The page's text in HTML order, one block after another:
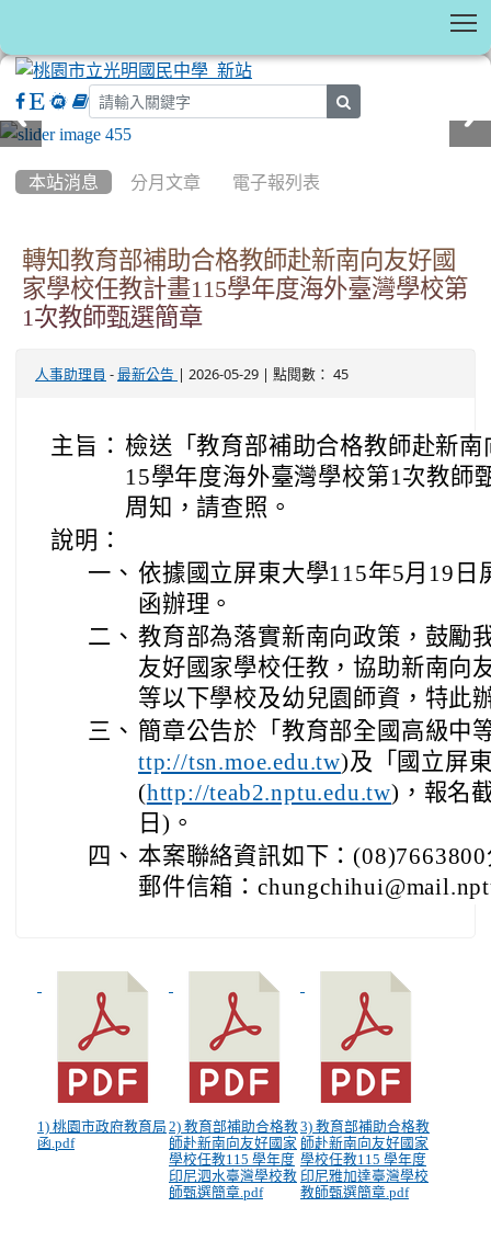
本站消息 分月文章 電子報列表
轉知教育部補助合格教師赴新南向友好國
家學校任教計畫115學年度海外臺灣學校第
1次教師甄選簡章
人事助理員 - 最新公告 | 2026-05-29 | 點閱數： 45
主旨： 檢送「教育部補助合格教師赴新
15學年度海外臺灣學校第1次教師
周知，請查照。
說明：
一、 依據國立屏東大學115年5月19日
函辦理。
二、 教育部為落實新南向政策，鼓勵
友好國家學校任教，協助新南向
等以下學校及幼兒園師資，特此
三、 簡章公告於「教育部全國高級中
ttp://tsn.moe.edu.tw)及「國立屏
(http://teab2.nptu.edu.tw)，報名
日)。
四、 本案聯絡資訊如下：
郵件信箱：
1) 桃園市政府教育局
函.pdf
2) 教育部補助合格教
師赴新南向友好國家
學校任教115 學年度
印尼泗水臺灣學校教
師甄選簡章.pdf
3) 教育部補助合格教
師赴新南向友好國家
學校任教115 學年度
印尼雅加達臺灣學校
教師甄選簡章.pdf